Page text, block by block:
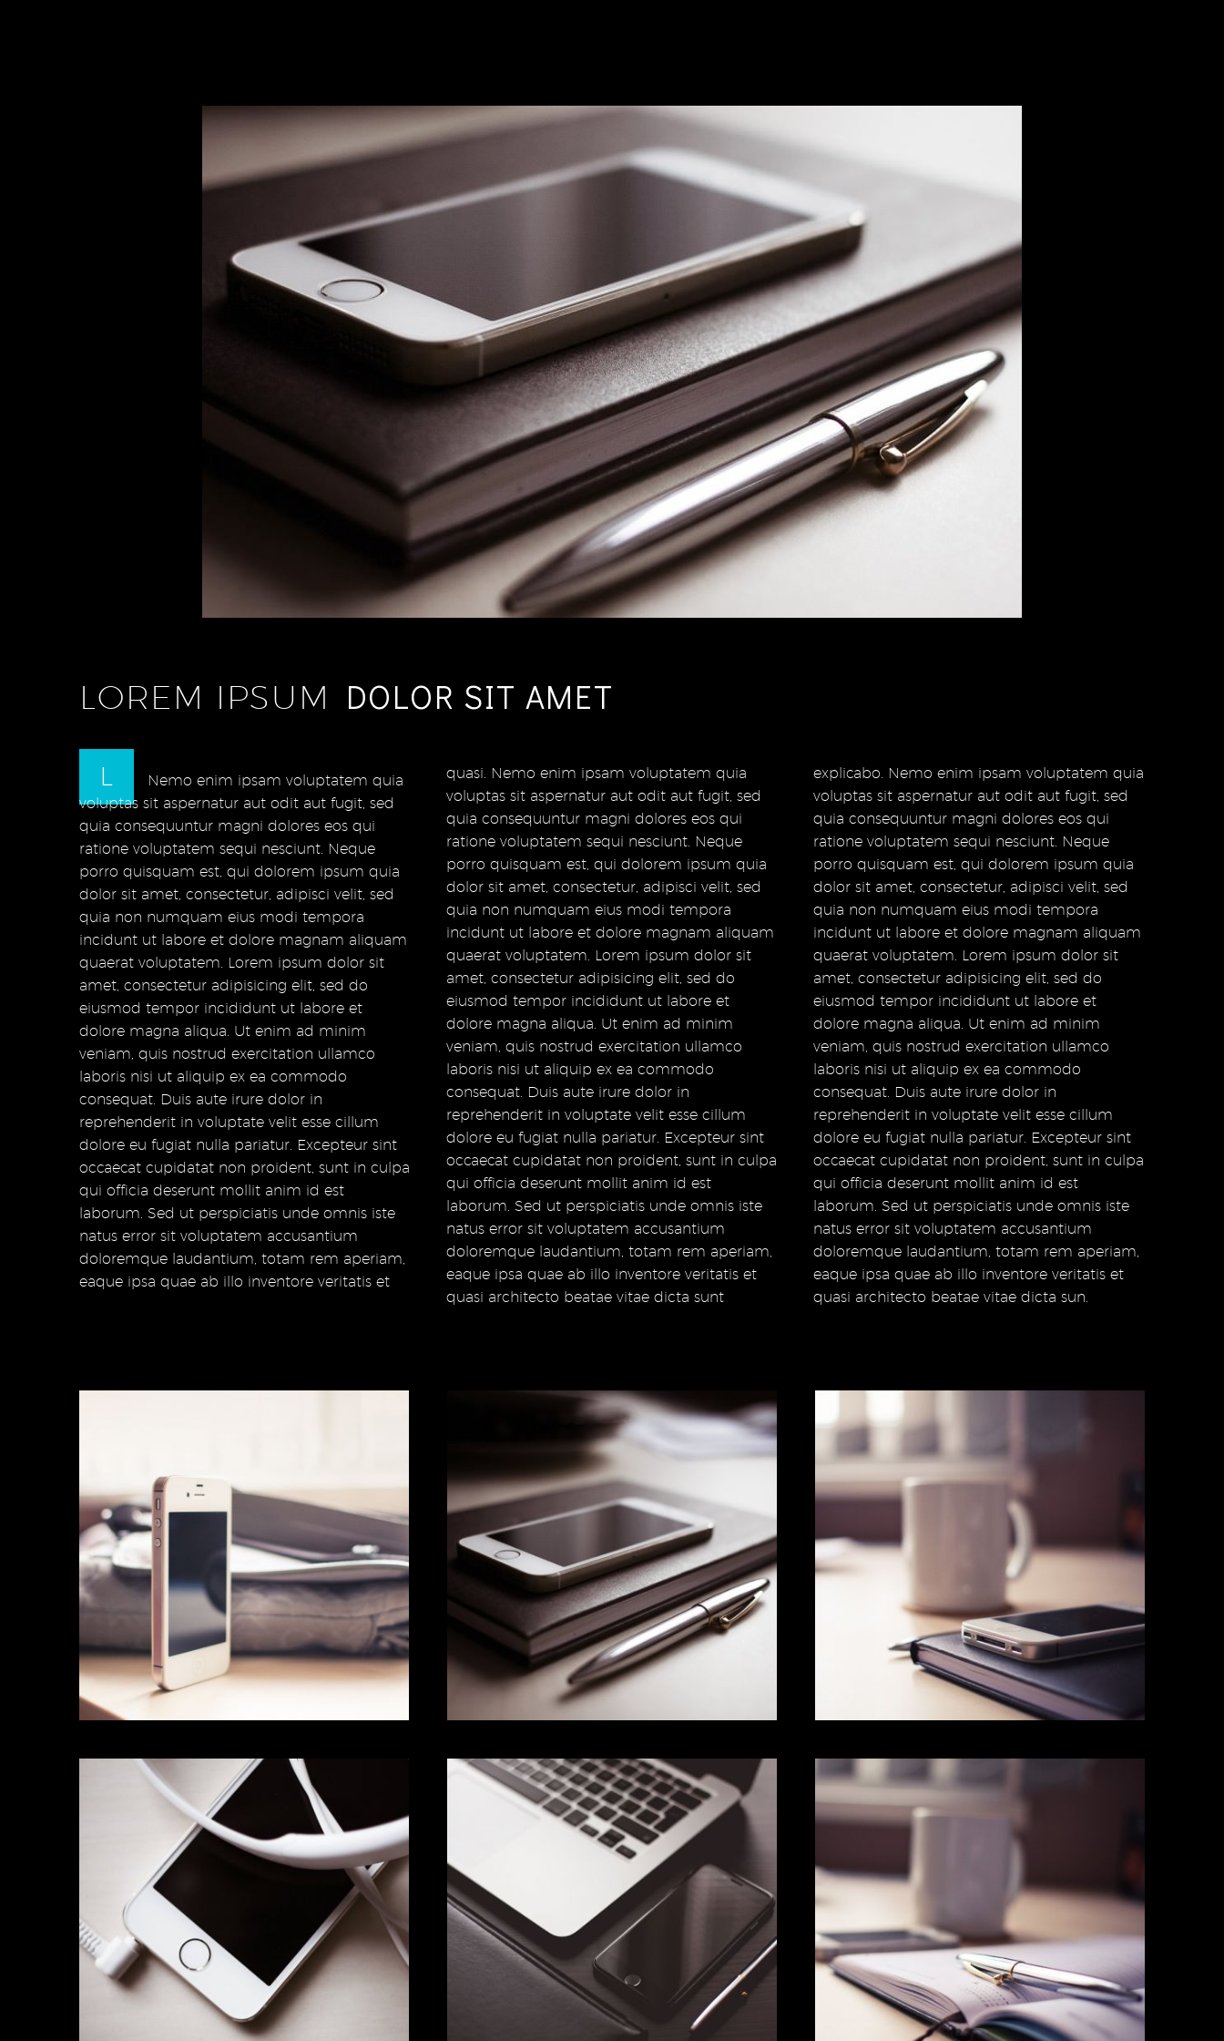
LOREM IPSUM DOLOR SIT AMET
L
Nemo enim ipsam voluptatem quia
voluptas sit aspernatur aut odit aut fugit, sed
quia consequuntur magni dolores eos qui
ratione voluptatem sequi nesciunt. Neque
porro quisquam est, qui dolorem ipsum quia
dolor sit amet, consectetur, adipisci velit, sed
quia non numquam eius modi tempora
incidunt ut labore et dolore magnam aliquam
quaerat voluptatem. Lorem ipsum dolor sit
amet, consectetur adipisicing elit, sed do
eiusmod tempor incididunt ut labore et
dolore magna aliqua. Ut enim ad minim
veniam, quis nostrud exercitation ullamco
laboris nisi ut aliquip ex ea commodo
consequat. Duis aute irure dolor in
reprehenderit in voluptate velit esse cillum
dolore eu fugiat nulla pariatur. Excepteur sint
occaecat cupidatat non proident, sunt in culpa
qui officia deserunt mollit anim id est
laborum. Sed ut perspiciatis unde omnis iste
natus error sit voluptatem accusantium
doloremque laudantium, totam rem aperiam,
eaque ipsa quae ab illo inventore veritatis et
quasi. Nemo enim ipsam voluptatem quia
voluptas sit aspernatur aut odit aut fugit, sed
quia consequuntur magni dolores eos qui
ratione voluptatem sequi nesciunt. Neque
porro quisquam est, qui dolorem ipsum quia
dolor sit amet, consectetur, adipisci velit, sed
quia non numquam eius modi tempora
incidunt ut labore et dolore magnam aliquam
quaerat voluptatem. Lorem ipsum dolor sit
amet, consectetur adipisicing elit, sed do
eiusmod tempor incididunt ut labore et
dolore magna aliqua. Ut enim ad minim
veniam, quis nostrud exercitation ullamco
laboris nisi ut aliquip ex ea commodo
consequat. Duis aute irure dolor in
reprehenderit in voluptate velit esse cillum
dolore eu fugiat nulla pariatur. Excepteur sint
occaecat cupidatat non proident, sunt in culpa
qui officia deserunt mollit anim id est
laborum. Sed ut perspiciatis unde omnis iste
natus error sit voluptatem accusantium
doloremque laudantium, totam rem aperiam,
eaque ipsa quae ab illo inventore veritatis et
quasi architecto beatae vitae dicta sunt
explicabo. Nemo enim ipsam voluptatem quia
voluptas sit aspernatur aut odit aut fugit, sed
quia consequuntur magni dolores eos qui
ratione voluptatem sequi nesciunt. Neque
porro quisquam est, qui dolorem ipsum quia
dolor sit amet, consectetur, adipisci velit, sed
quia non numquam eius modi tempora
incidunt ut labore et dolore magnam aliquam
quaerat voluptatem. Lorem ipsum dolor sit
amet, consectetur adipisicing elit, sed do
eiusmod tempor incididunt ut labore et
dolore magna aliqua. Ut enim ad minim
veniam, quis nostrud exercitation ullamco
laboris nisi ut aliquip ex ea commodo
consequat. Duis aute irure dolor in
reprehenderit in voluptate velit esse cillum
dolore eu fugiat nulla pariatur. Excepteur sint
occaecat cupidatat non proident, sunt in culpa
qui officia deserunt mollit anim id est
laborum. Sed ut perspiciatis unde omnis iste
natus error sit voluptatem accusantium
doloremque laudantium, totam rem aperiam,
eaque ipsa quae ab illo inventore veritatis et
quasi architecto beatae vitae dicta sun.